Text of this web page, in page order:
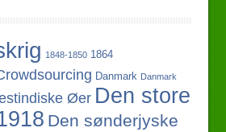
1848-1850 1864
Danmark Danmark
Øer Den store
Den sønderjyske